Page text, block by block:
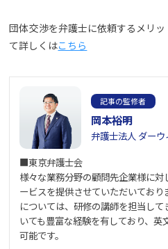
団体交渉を弁護士に依頼するメリ
て詳しくはこちら
記事の監修者
岡本裕明
弁護士法人 ダー
■東京弁護士会
様々な業務分野の顧問先企業様に
ービスを提供させていただいてお
については、研修の講師を担当し
いても豊富な経験を有しており、
可能です。